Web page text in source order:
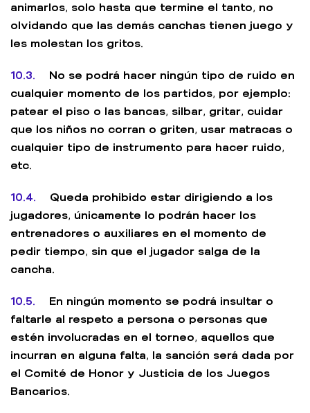
animarlos, solo hasta que termine el tanto, no
olvidando que las demás canchas tienen juego y
les molestan los gritos.
10.3. No se podrá hacer ningún tipo de ruido en
cualquier momento de los partidos, por ejemplo:
patear el piso o las bancas, silbar, gritar, cuidar
que los niños no corran o griten, usar matracas o
cualquier tipo de instrumento para hacer ruido,
etc.
10.4. Queda prohibido estar dirigiendo a los
jugadores, únicamente lo podrán hacer los
entrenadores o auxiliares en el momento de
pedir tiempo, sin que el jugador salga de la
cancha.
10.5. En ningún momento se podrá insultar o
faltarle al respeto a persona o personas que
estén involucradas en el torneo, aquellos que
incurran en alguna falta, la sanción será dada por
el Comité de Honor y Justicia de los Juegos
Bancarios.